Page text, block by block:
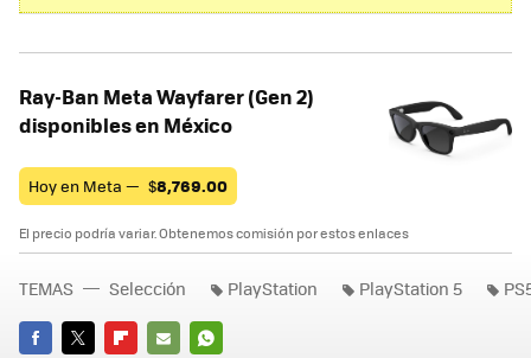
Ray-Ban Meta Wayfarer (Gen 2)
disponibles en México
Hoy en Meta — $8,769.00
El precio podría variar. Obtenemos comisión por estos enlaces
TEMAS Selección PlayStation PlayStation 5